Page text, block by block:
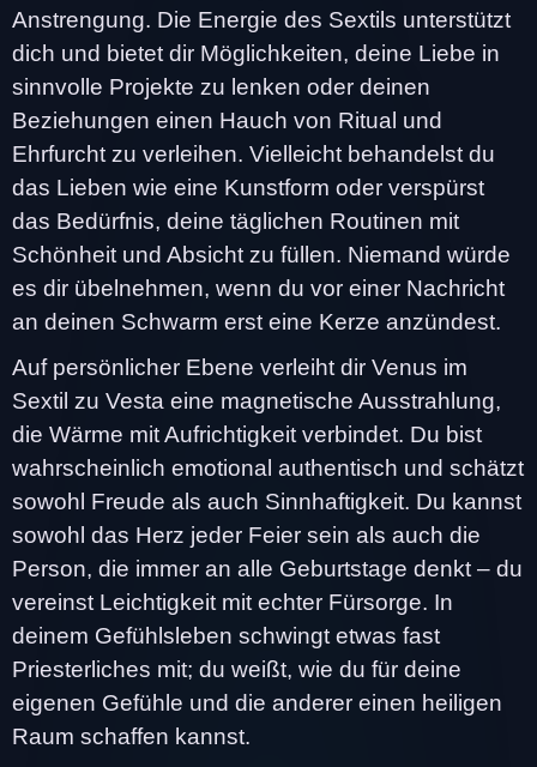
Anstrengung. Die Energie des Sextils unterstützt
dich und bietet dir Möglichkeiten, deine Liebe in
sinnvolle Projekte zu lenken oder deinen
Beziehungen einen Hauch von Ritual und
Ehrfurcht zu verleihen. Vielleicht behandelst du
das Lieben wie eine Kunstform oder verspürst
das Bedürfnis, deine täglichen Routinen mit
Schönheit und Absicht zu füllen. Niemand würde
es dir übelnehmen, wenn du vor einer Nachricht
an deinen Schwarm erst eine Kerze anzündest.
Auf persönlicher Ebene verleiht dir Venus im
Sextil zu Vesta eine magnetische Ausstrahlung,
die Wärme mit Aufrichtigkeit verbindet. Du bist
wahrscheinlich emotional authentisch und schätzt
sowohl Freude als auch Sinnhaftigkeit. Du kannst
sowohl das Herz jeder Feier sein als auch die
Person, die immer an alle Geburtstage denkt – du
vereinst Leichtigkeit mit echter Fürsorge. In
deinem Gefühlsleben schwingt etwas fast
Priesterliches mit; du weißt, wie du für deine
eigenen Gefühle und die anderer einen heiligen
Raum schaffen kannst.